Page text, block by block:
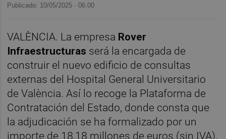
Publicado: 10/05/2025 ·06:00
VALÈNCIA. La empresa Rover
Infraestructuras será la encargada de
construir el nuevo edificio de consultas
externas del Hospital General Universitario
de València. Así lo recoge la Plataforma de
Contratación del Estado, donde consta que
la adjudicación se ha formalizado por un
importe de 18,18 millones de euros (sin IVA),